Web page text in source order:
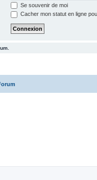
Se souvenir de moi
Cacher mon statut en ligne